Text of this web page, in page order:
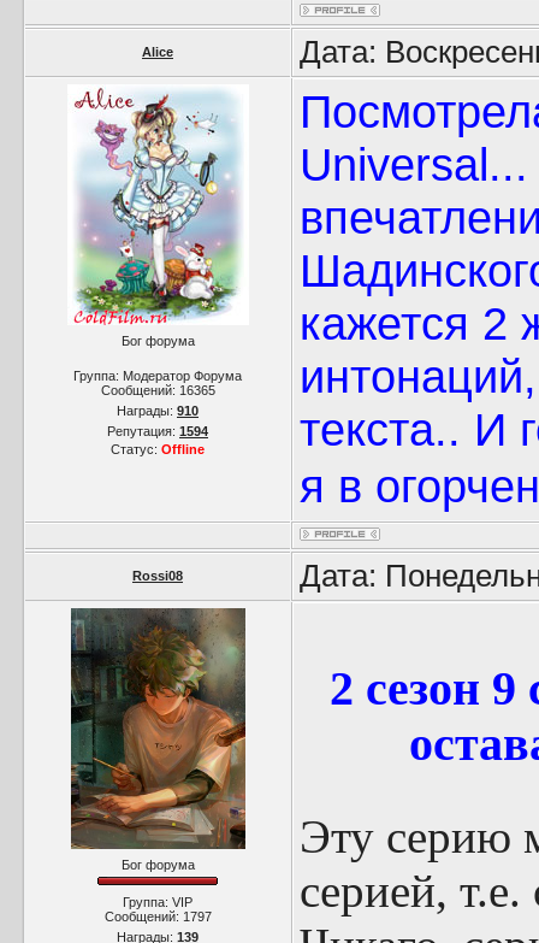
Alice Дата:
Бог форума
Группа: Модератор Форума
Сообщений: 16365
Награды: 910
Репутация: 1594
Статус: Offline
кажется 2
текста.. И
я в
Rossi08 Дата:
Бог форума
Группа: VIP
Сообщений: 1797
Награды: 139
2 сезон
Эту серию
серией,